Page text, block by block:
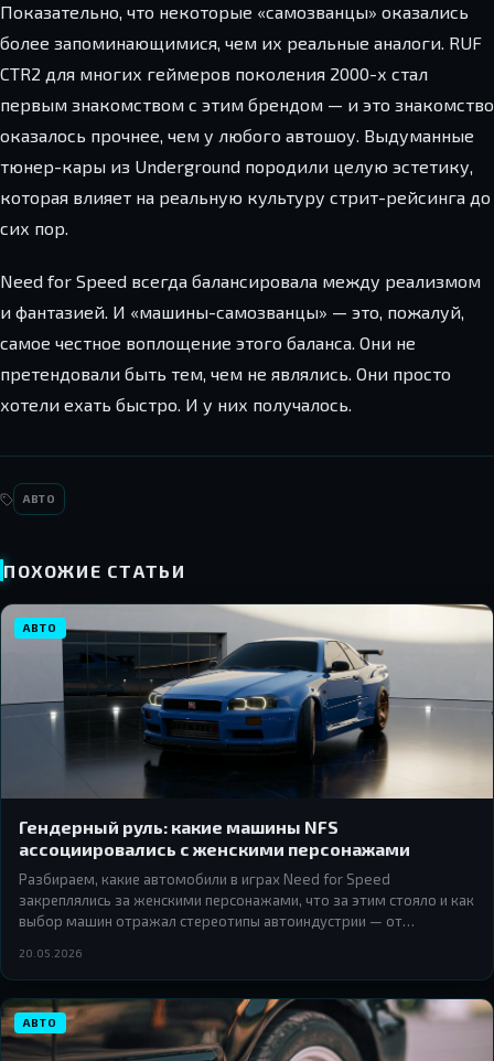
Показательно, что некоторые «самозванцы» оказались
более запоминающимися, чем их реальные аналоги. RUF
CTR2 для многих геймеров поколения 2000-х стал
первым знакомством с этим брендом — и это знакомство
оказалось прочнее, чем у любого автошоу. Выдуманные
тюнер-кары из Underground породили целую эстетику,
которая влияет на реальную культуру стрит-рейсинга до
сих пор.
Need for Speed всегда балансировала между реализмом
и фантазией. И «машины-самозванцы» — это, пожалуй,
самое честное воплощение этого баланса. Они не
претендовали быть тем, чем не являлись. Они просто
хотели ехать быстро. И у них получалось.
АВТО
ПОХОЖИЕ СТАТЬИ
АВТО
Гендерный руль: какие машины NFS
ассоциировались с женскими персонажами
Разбираем, какие автомобили в играх Need for Speed
закреплялись за женскими персонажами, что за этим стояло и как
выбор машин отражал стереотипы автоиндустрии — от
Wanted.
20.05.2026
АВТО